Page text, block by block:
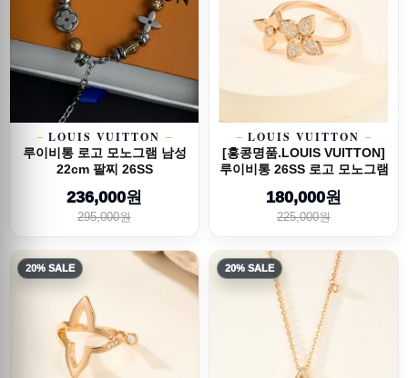
LOUIS VUITTON
루이비통 로고 모노그램 남성
22cm 팔찌 26SS
236,000원
295,000원
LOUIS VUITTON
[홍콩명품.LOUIS VUITTON]
루이비통 26SS 로고 모노그램
180,000원
225,000원
20% SALE 20% SALE